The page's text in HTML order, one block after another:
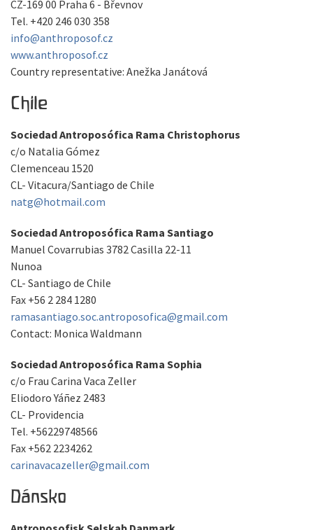
CZ-169 00 Praha 6 - Břevnov
Tel. +420 246 030 358
info@anthroposof.cz
www.anthroposof.cz
Country representative: Anežka Janátová
Chile
Sociedad Antroposófica Rama Christophorus
c/o Natalia Gómez
Clemenceau 1520
CL- Vitacura/Santiago de Chile
natg@hotmail.com
Sociedad Antroposófica Rama Santiago
Manuel Covarrubias 3782 Casilla 22-11
Nunoa
CL- Santiago de Chile
Fax +56 2 284 1280
ramasantiago.soc.antroposofica@gmail.com
Contact: Monica Waldmann
Sociedad Antroposófica Rama Sophia
c/o Frau Carina Vaca Zeller
Eliodoro Yáñez 2483
CL- Providencia
Tel. +56229748566
Fax +562 2234262
carinavacazeller@gmail.com
Dánsko